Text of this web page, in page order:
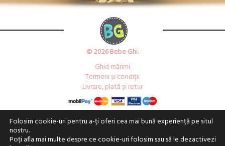
© 2026 Bebe Ghi.
Ghid mărimi
Termeni și condiții
Livrare, plată și retur
Folosim cookie-uri pentru a-ți oferi cea mai bună experiență pe situl
nostru.
Poți afla mai multe despre ce cookie-uri folosim sau să le dezactivezi